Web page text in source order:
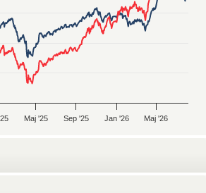
Maj '25 Sep '25 Jan '26 Maj '26